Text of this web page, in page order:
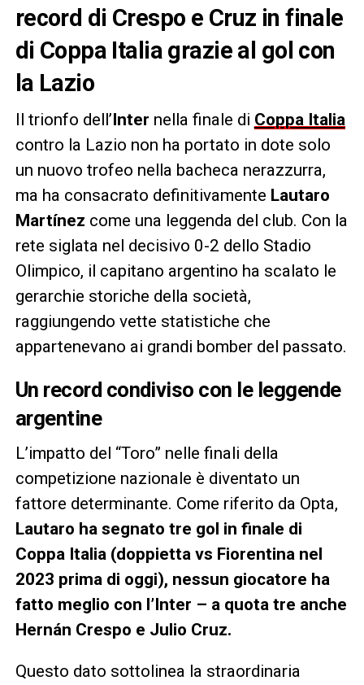
record di Crespo e Cruz in finale
di Coppa Italia grazie al gol con
la Lazio
Il trionfo dell’Inter nella finale di Coppa Italia
contro la Lazio non ha portato in dote solo
un nuovo trofeo nella bacheca nerazzurra,
ma ha consacrato definitivamente Lautaro
Martínez come una leggenda del club. Con la
rete siglata nel decisivo 0-2 dello Stadio
Olimpico, il capitano argentino ha scalato le
gerarchie storiche della società,
raggiungendo vette statistiche che
appartenevano ai grandi bomber del passato.
Un record condiviso con le leggende
argentine
L’impatto del “Toro” nelle finali della
competizione nazionale è diventato un
fattore determinante. Come riferito da Opta,
Lautaro ha segnato tre gol in finale di
Coppa Italia (doppietta vs Fiorentina nel
2023 prima di oggi), nessun giocatore ha
fatto meglio con l’Inter – a quota tre anche
Hernán Crespo e Julio Cruz.
Questo dato sottolinea la straordinaria